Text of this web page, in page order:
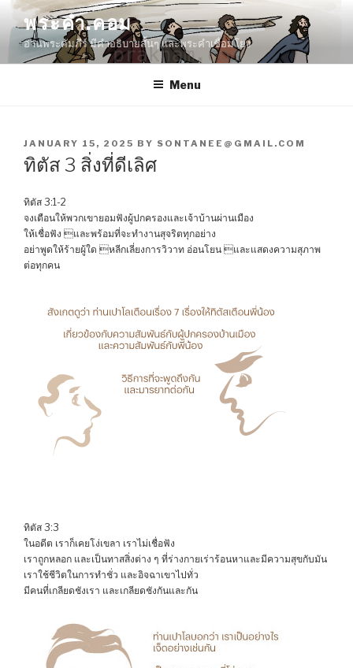
Skip
content
พระคำ.คอม
อ่านพระคัมภีร์ มีคำอธิบายสั้นๆ และพระคำเชื่อมโยง
Menu
POSTED
ON
JANUARY 15, 2025 BY SONTANEE@GMAIL.COM
ทิตัส 3 สิ่งที่ดีเลิศ
ทิตัส 3:1-2
จงเตือนให้พวกเขายอมฟังผู้ปกครองและเจ้าบ้านผ่านเมือง
ให้เชื่อฟัง และพร้อมที่จะทำงานสุจริตทุกอย่าง
อย่าพูดให้ร้ายผู้ใด หลีกเลี่ยงการวิวาท อ่อนโยน และแสดงความสุภาพ
ต่อทุกคน
ทิตัส 3:3
ในอดีต เราก็เคยโง่เขลา เราไม่เชื่อฟัง
เราถูกหลอก และเป็นทาสสิ่งต่าง ๆ ที่ร่างกายเร่าร้อนหาและมีความสุขกับมัน
เราใช้ชีวิตในการทำชั่ว และอิจฉาเขาไปทั่ว
มีคนที่เกลียดชังเรา และเกลียดชังกันและกัน